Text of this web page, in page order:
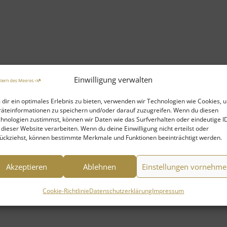
Einwilligung verwalten
dir ein optimales Erlebnis zu bieten, verwenden wir Technologien wie Cookies,
zu speichern und/oder darauf zuzugreifen. Wenn du diesen
zustimmst, können wir Daten wie das Surfverhalten oder eindeutige
Website verarbeiten. Wenn du deine Einwilligung nicht erteilst oder
können bestimmte Merkmale und Funktionen beeinträchtigt werden.
Akzeptieren Ablehnen Einstellungen
Cookie-RichtlinieDatenschutzerklärungImpressum